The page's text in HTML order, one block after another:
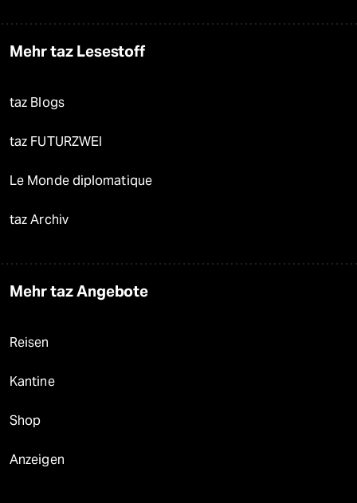
Mehr taz Lesestoff
taz Blogs
taz FUTURZWEI
Le Monde diplomatique
taz Archiv
Mehr taz Angebote
Reisen
Kantine
Shop
Anzeigen